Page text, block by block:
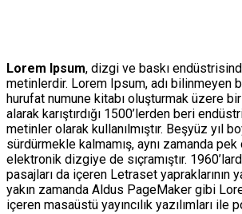
Lorem Ipsum, dizgi ve baskı
metinlerdir. Lorem Ipsum, adı bilinmeyen
hurufat numune kitabı oluşturmak üzere
alarak karıştırdığı 1500’lerden beri
metinler olarak kullanılmıştır. Beşyüz yıl
sürdürmekle kalmamış, aynı zamanda
elektronik dizgiye de sıçramıştır.
pasajları da içeren Letraset yapraklarının
yakın zamanda Aldus PageMaker gibi
içeren masaüstü yayıncılık yazılımları ile